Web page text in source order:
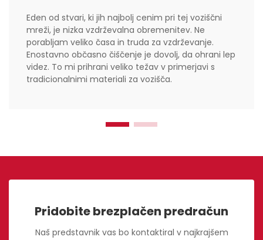
Eden od stvari, ki jih najbolj cenim pri tej voziščni
mreži, je nizka vzdrževalna obremenitev. Ne
porabljam veliko časa in truda za vzdrževanje.
Enostavno občasno čiščenje je dovolj, da ohrani lep
videz. To mi prihrani veliko težav v primerjavi s
tradicionalnimi materiali za vozišča.
Pridobite brezplačen predračun
Naš predstavnik vas bo kontaktiral v najkrajšem